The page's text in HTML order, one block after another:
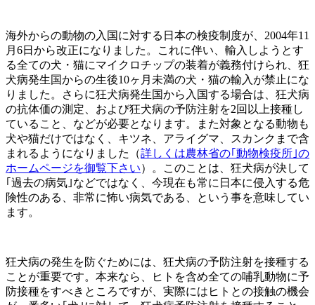
海外からの動物の入国に対する日本の検疫制度が、2004年11
月6日から改正になりました。これに伴い、輸入しようとす
る全ての犬・猫にマイクロチップの装着が義務付けられ、狂
犬病発生国からの生後10ヶ月未満の犬・猫の輸入が禁止にな
りました。さらに狂犬病発生国から入国する場合は、狂犬病
の抗体価の測定、および狂犬病の予防注射を2回以上接種し
ていること、などが必要となります。また対象となる動物も
犬や猫だけではなく、キツネ、アライグマ、スカンクまで含
まれるようになりました（詳しくは農林省の｢動物検疫所｣の
ホームページを御覧下さい）。このことは、狂犬病が決して
｢過去の病気｣などではなく、今現在も常に日本に侵入する危
険性のある、非常に怖い病気である、という事を意味してい
ます。
狂犬病の発生を防ぐためには、狂犬病の予防注射を接種する
ことが重要です。本来なら、ヒトを含め全ての哺乳動物に予
防接種をすべきところですが、実際にはヒトとの接触の機会